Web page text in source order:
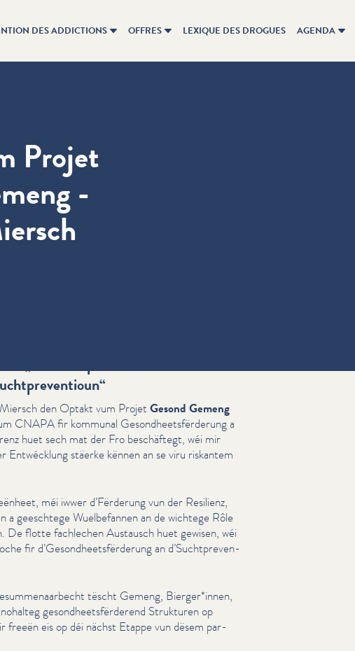
DES ADDICTIONS OFFRES LEXIQUE DES DROGUES AGENDA
Projet
-
den Optakt vum Projet Gesond Gemeng
CNAPA fir kommunal Gesond­heets­fërderung a
huet sech mat der Fro beschäftegt, wéi mir
Entwécklung stäerke kënnen an se viru riskantem
méi iwwer d’Fërderung vun der Resilienz,
a geeschtege Wuel­be­fan­nen an de wichtege Rôle
De flotte fachlechen Austausch huet gewisen, wéi
fir d’Gesond­heets­fërderung an d’Sucht­pre­ven­
tëscht Gemeng, Bierger*innen,
gesond­heets­fërderend Strukturen op
freeën eis op déi nächst Etappe vun dësem par­